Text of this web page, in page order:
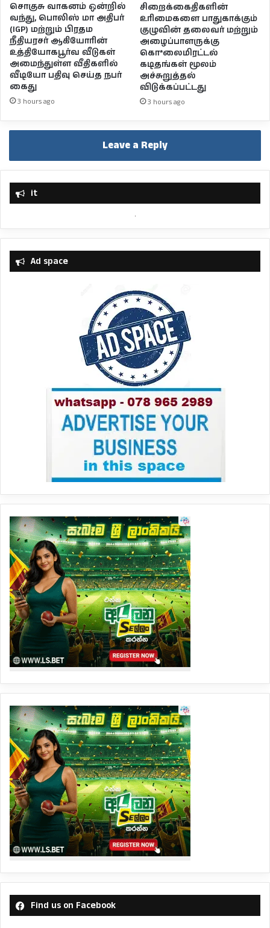
சொகுசு வாகனம் ஒன்றில்
வந்து, பொலிஸ் மா அதிபர்
(IGP) மற்றும் பிரதம
நீதியரசர் ஆகியோரின்
உத்தியோகபூர்வ வீடுகள்
அமைந்துள்ள வீதிகளில்
வீடியோ பதிவு செய்த நபர்
கைது
3 hours ago
சிறைக்கைதிகளின்
உரிமைகளை பாதுகாக்கும்
குழுவின் தலைவர் மற்றும்
அழைப்பாளருக்கு
கொ*லைமிரட்டல்
கடிதங்கள் மூலம்
அச்சுறுத்தல்
விடுக்கப்பட்டது
3 hours ago
Leave a Reply
it
Ad space
Find us on Facebook